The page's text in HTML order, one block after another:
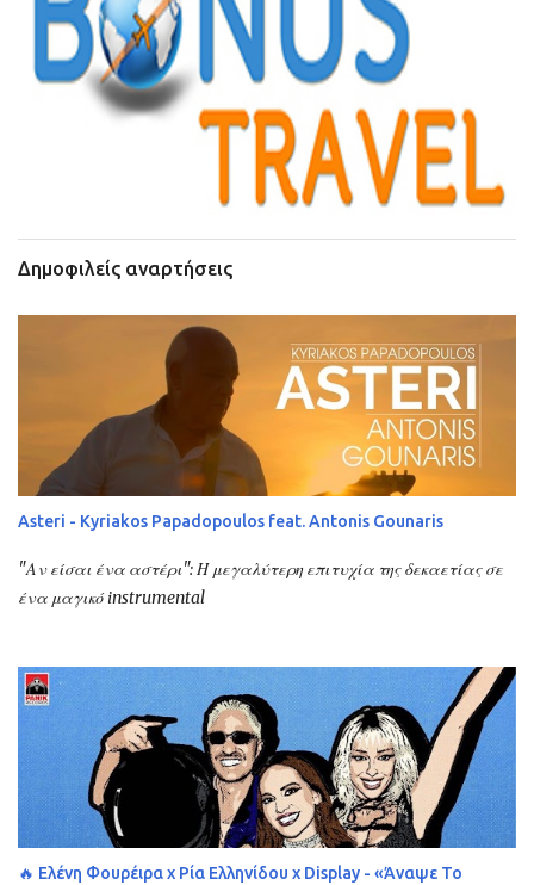
Δημοφιλείς αναρτήσεις
Asteri - Kyriakos Papadopoulos feat. Antonis Gounaris
"Αν είσαι ένα αστέρι": Η μεγαλύτερη επιτυχία της δεκαετίας σε
ένα μαγικό instrumental
🔥 Ελένη Φουρέιρα x Ρία Ελληνίδου x Display - «Άναψε Το